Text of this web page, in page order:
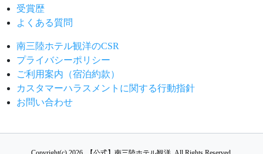
受賞歴
よくある質問
南三陸ホテル観洋のCSR
プライバシーポリシー
ご利用案内（宿泊約款）
カスタマーハラスメントに関する行動指針
お問い合わせ